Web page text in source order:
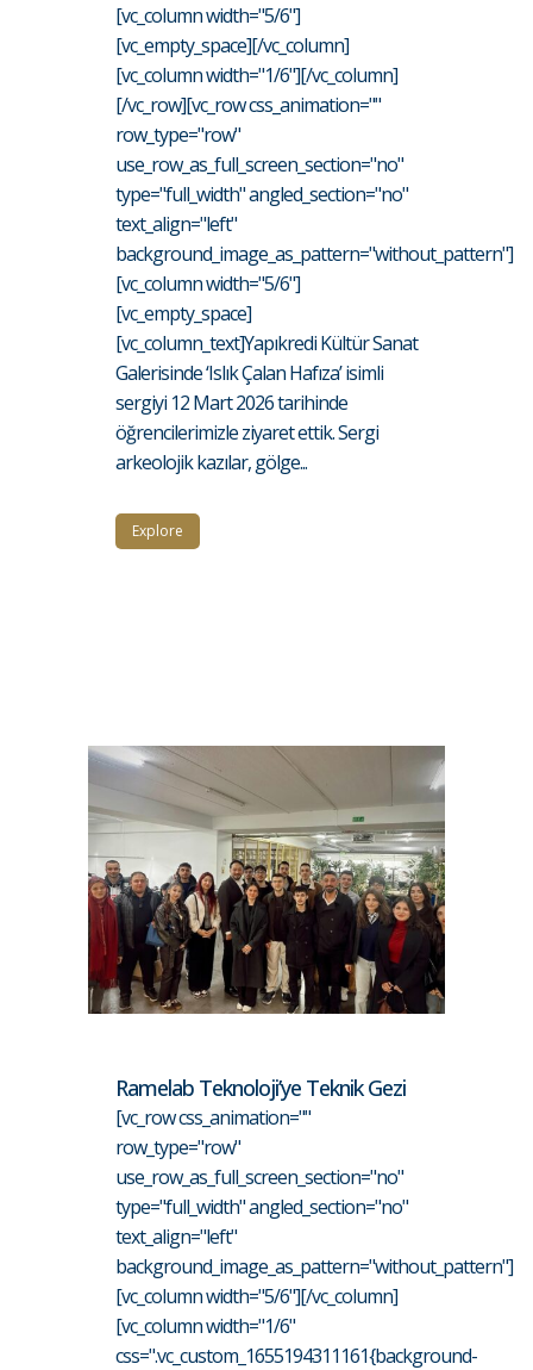
[vc_column width="5/6"]
[vc_empty_space][/vc_column]
[vc_column width="1/6"][/vc_column]
[/vc_row][vc_row css_animation=""
row_type="row"
use_row_as_full_screen_section="no"
type="full_width" angled_section="no"
text_align="left"
background_image_as_pattern="without_pattern"]
[vc_column width="5/6"]
[vc_empty_space]
[vc_column_text]Yapıkredi Kültür Sanat
Galerisinde ‘Islık Çalan Hafıza’ isimli
sergiyi 12 Mart 2026 tarihinde
öğrencilerimizle ziyaret ettik. Sergi
arkeolojik kazılar, gölge...
Explore
Ramelab Teknoloji’ye Teknik Gezi
[vc_row css_animation=""
row_type="row"
use_row_as_full_screen_section="no"
type="full_width" angled_section="no"
text_align="left"
background_image_as_pattern="without_pattern"]
[vc_column width="5/6"][/vc_column]
[vc_column width="1/6"
css=".vc_custom_1655194311161{background-